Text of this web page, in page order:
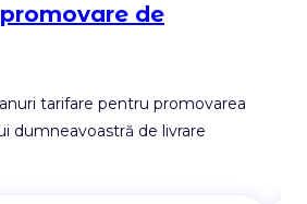
de
tarifare pentru promovarea
dumneavoastră de livrare